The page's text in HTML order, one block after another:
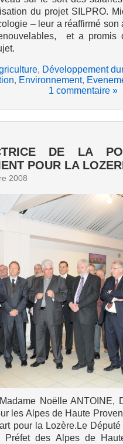
du projet SILPRO.
– leur a réaffirmé
et a promis
, Développement
, Environnement,
1 commentaire »
DE LA
POUR LA
2008
Noëlle ANTOINE,
les Alpes de Haute
pour la Lozère. Le
Préfet des Alpes de